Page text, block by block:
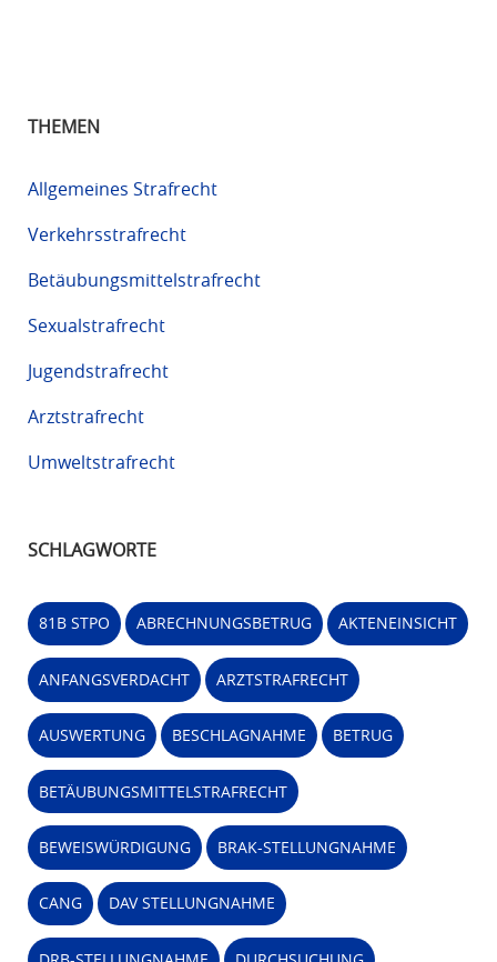
THEMEN
Allgemeines Strafrecht
Verkehrsstrafrecht
Betäubungsmittelstrafrecht
Sexualstrafrecht
Jugendstrafrecht
Arztstrafrecht
Umweltstrafrecht
SCHLAGWORTE
81B STPO ABRECHNUNGSBETRUG AKTENEINSICHT
ANFANGSVERDACHT ARZTSTRAFRECHT
AUSWERTUNG BESCHLAGNAHME BETRUG
BETÄUBUNGSMITTELSTRAFRECHT
BEWEISWÜRDIGUNG BRAK-STELLUNGNAHME
CANG DAV STELLUNGNAHME